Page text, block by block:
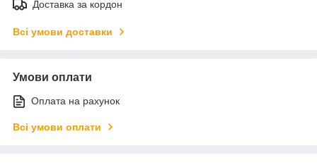
Доставка за кордон
Всі умови доставки
Умови оплати
Оплата на рахунок
Всі умови оплати